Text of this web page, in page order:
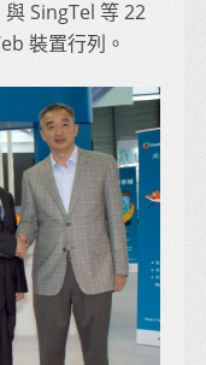
SingTel 等 22
裝置行列。